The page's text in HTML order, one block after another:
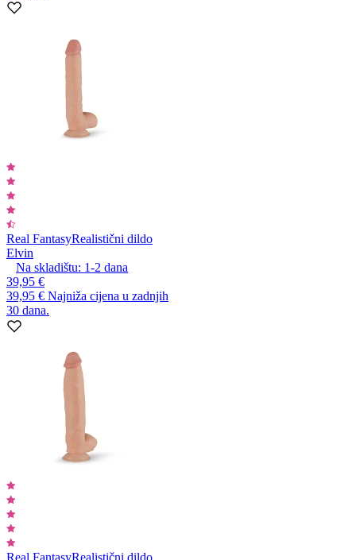
Real FantasyRealistični dildo
Elvin
Na skladištu: 1-2 dana
39,95 €
39,95 € Najniža cijena u zadnjih
30 dana.